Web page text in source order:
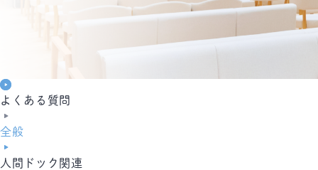
よくある質問
全般
人間ドック関連